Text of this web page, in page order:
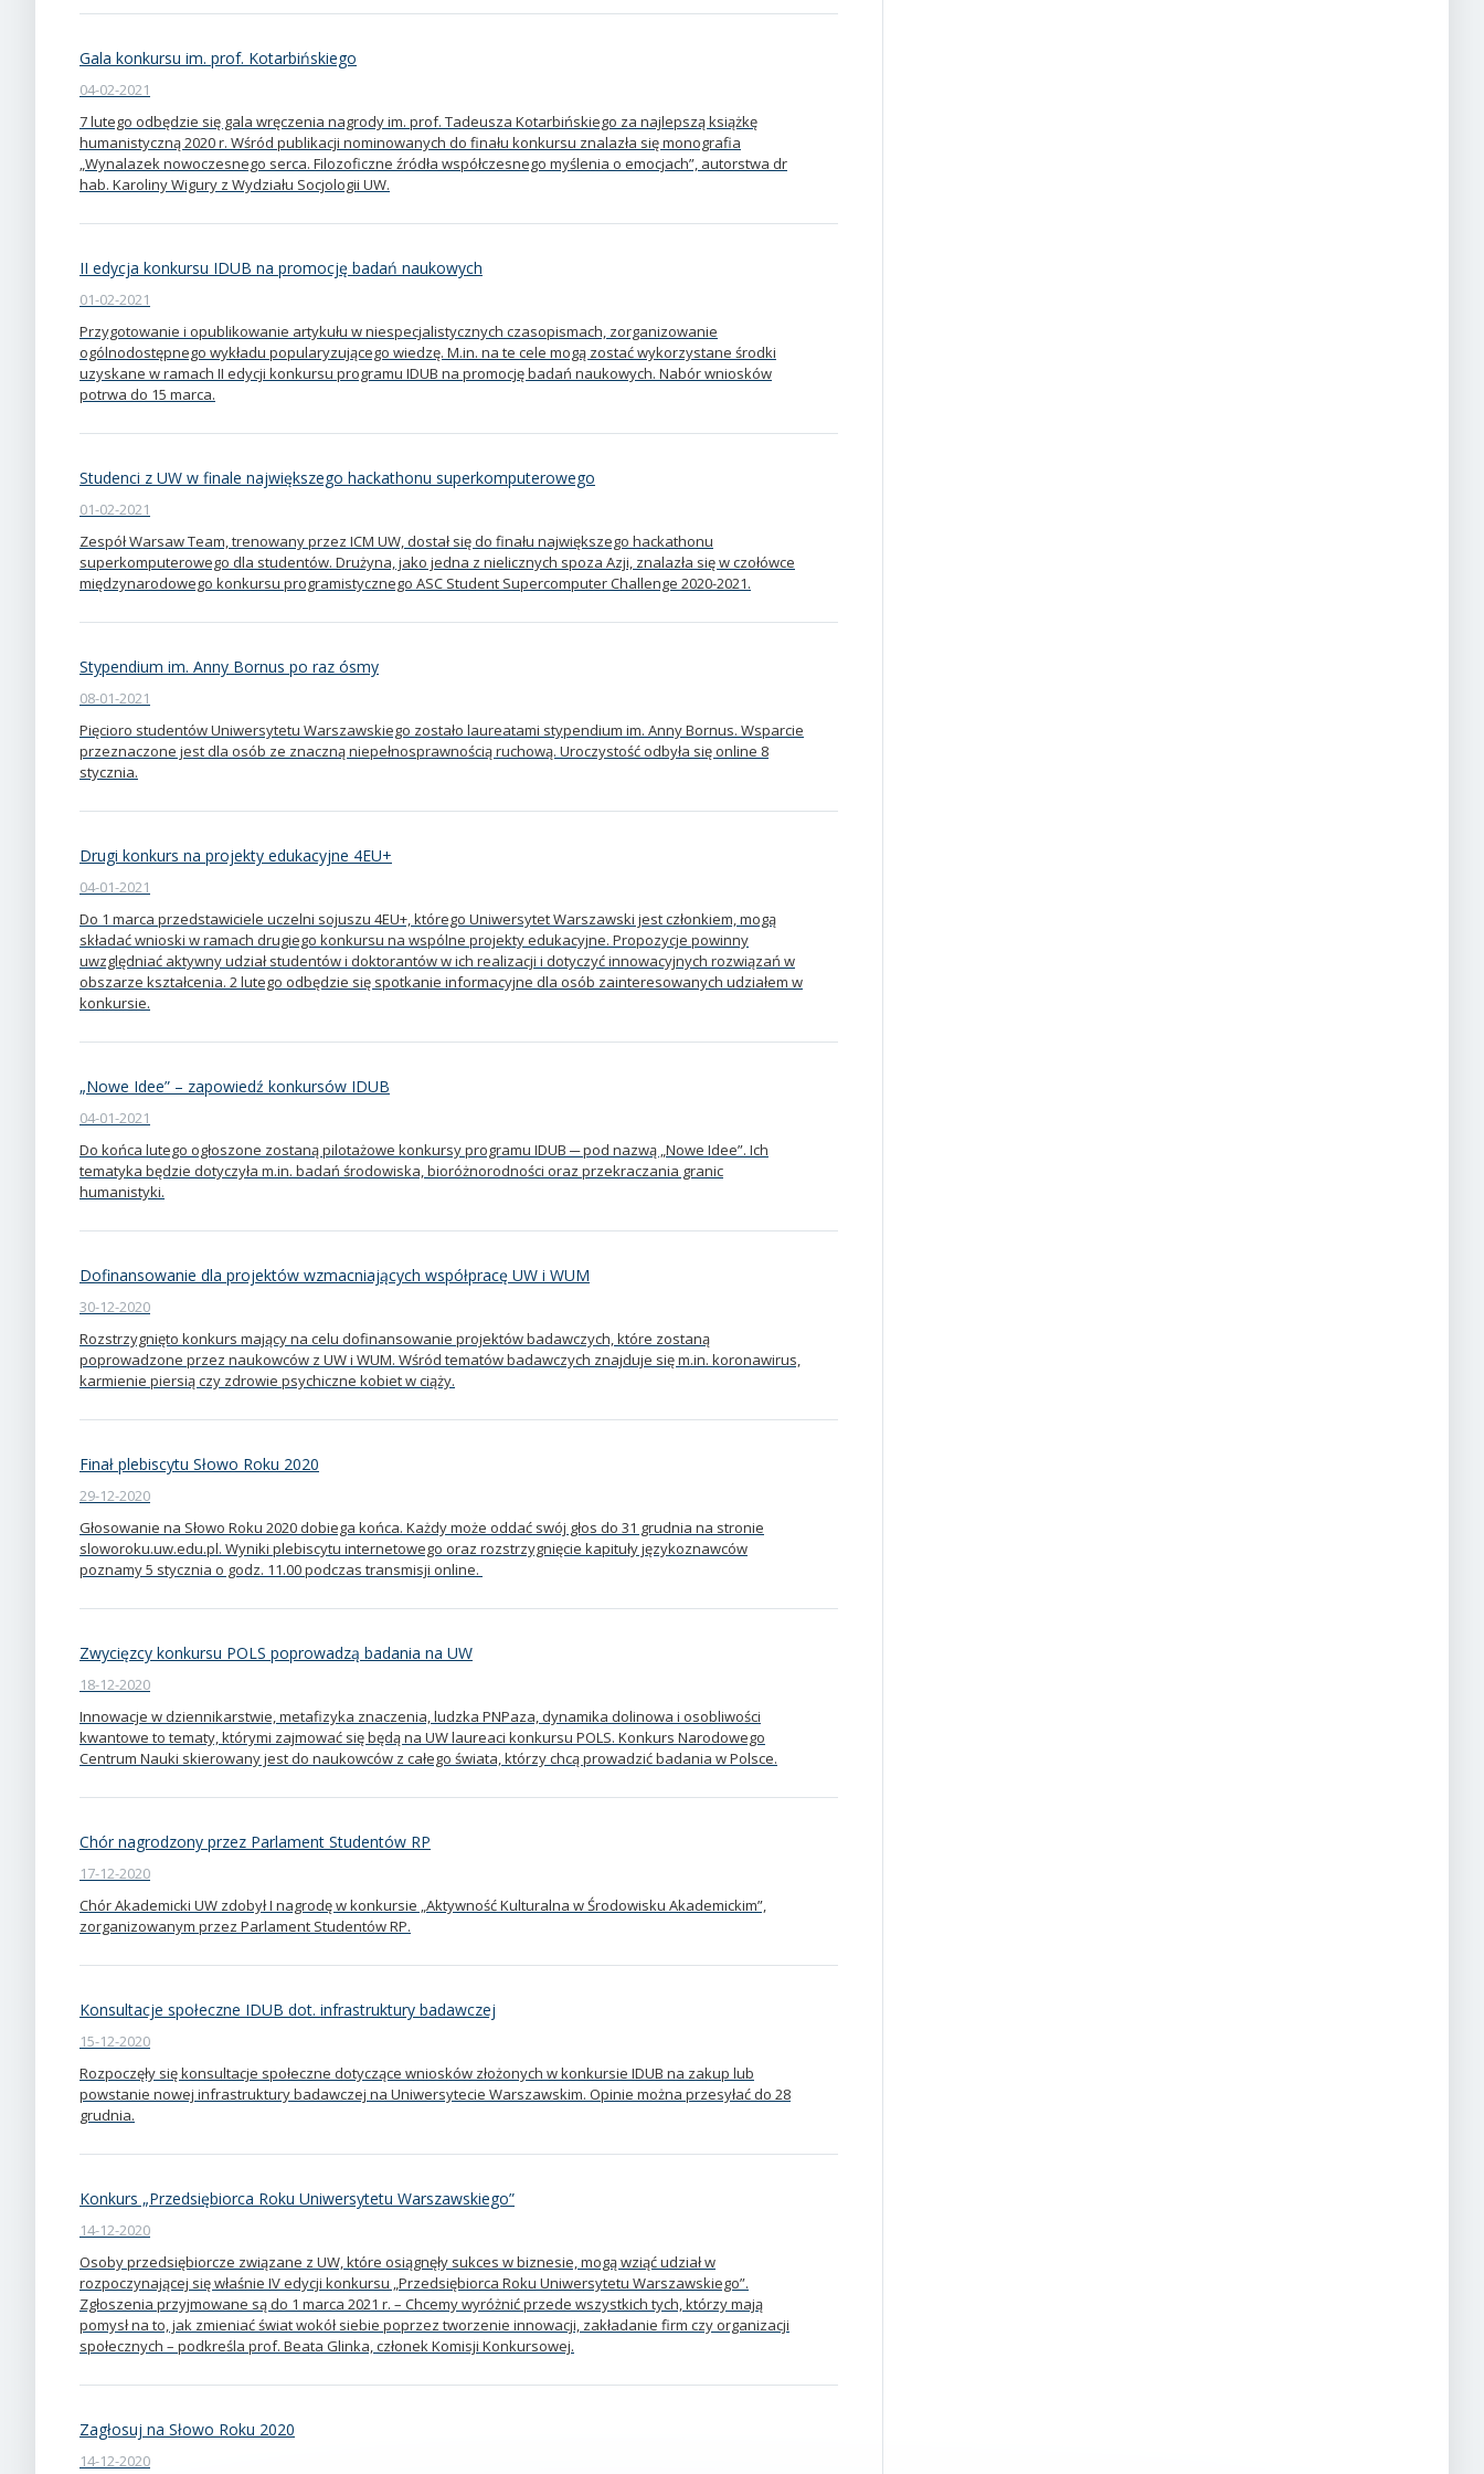
Gala konkursu im. prof. Kotarbińskiego
04-02-2021
7 lutego odbędzie się gala wręczenia nagrody im. prof. Tadeusza Kotarbińskiego za najlepszą książkę
humanistyczną 2020 r. Wśród publikacji nominowanych do finału konkursu znalazła się monografia
„Wynalazek nowoczesnego serca. Filozoficzne źródła współczesnego myślenia o emocjach”, autorstwa dr
hab. Karoliny Wigury z Wydziału Socjologii UW.
II edycja konkursu IDUB na promocję badań naukowych
01-02-2021
Przygotowanie i opublikowanie artykułu w niespecjalistycznych czasopismach, zorganizowanie
ogólnodostępnego wykładu popularyzującego wiedzę. M.in. na te cele mogą zostać wykorzystane środki
uzyskane w ramach II edycji konkursu programu IDUB na promocję badań naukowych. Nabór wniosków
potrwa do 15 marca.
Studenci z UW w finale największego hackathonu superkomputerowego
01-02-2021
Zespół Warsaw Team, trenowany przez ICM UW, dostał się do finału największego hackathonu
superkomputerowego dla studentów. Drużyna, jako jedna z nielicznych spoza Azji, znalazła się w czołówce
międzynarodowego konkursu programistycznego ASC Student Supercomputer Challenge 2020-2021.
Stypendium im. Anny Bornus po raz ósmy
08-01-2021
Pięcioro studentów Uniwersytetu Warszawskiego zostało laureatami stypendium im. Anny Bornus. Wsparcie
przeznaczone jest dla osób ze znaczną niepełnosprawnością ruchową. Uroczystość odbyła się online 8
stycznia.
Drugi konkurs na projekty edukacyjne 4EU+
04-01-2021
Do 1 marca przedstawiciele uczelni sojuszu 4EU+, którego Uniwersytet Warszawski jest członkiem, mogą
składać wnioski w ramach drugiego konkursu na wspólne projekty edukacyjne. Propozycje powinny
uwzględniać aktywny udział studentów i doktorantów w ich realizacji i dotyczyć innowacyjnych rozwiązań w
obszarze kształcenia. 2 lutego odbędzie się spotkanie informacyjne dla osób zainteresowanych udziałem w
konkursie.
„Nowe Idee” – zapowiedź konkursów IDUB
04-01-2021
Do końca lutego ogłoszone zostaną pilotażowe konkursy programu IDUB ─ pod nazwą „Nowe Idee”. Ich
tematyka będzie dotyczyła m.in. badań środowiska, bioróżnorodności oraz przekraczania granic
humanistyki.
Dofinansowanie dla projektów wzmacniających współpracę UW i WUM
30-12-2020
Rozstrzygnięto konkurs mający na celu dofinansowanie projektów badawczych, które zostaną
poprowadzone przez naukowców z UW i WUM. Wśród tematów badawczych znajduje się m.in. koronawirus,
karmienie piersią czy zdrowie psychiczne kobiet w ciąży.
Finał plebiscytu Słowo Roku 2020
29-12-2020
Głosowanie na Słowo Roku 2020 dobiega końca. Każdy może oddać swój głos do 31 grudnia na stronie
sloworoku.uw.edu.pl. Wyniki plebiscytu internetowego oraz rozstrzygnięcie kapituły językoznawców
poznamy 5 stycznia o godz. 11.00 podczas transmisji online.
Zwycięzcy konkursu POLS poprowadzą badania na UW
18-12-2020
Innowacje w dziennikarstwie, metafizyka znaczenia, ludzka PNPaza, dynamika dolinowa i osobliwości
kwantowe to tematy, którymi zajmować się będą na UW laureaci konkursu POLS. Konkurs Narodowego
Centrum Nauki skierowany jest do naukowców z całego świata, którzy chcą prowadzić badania w Polsce.
Chór nagrodzony przez Parlament Studentów RP
17-12-2020
Chór Akademicki UW zdobył I nagrodę w konkursie „Aktywność Kulturalna w Środowisku Akademickim”,
zorganizowanym przez Parlament Studentów RP.
Konsultacje społeczne IDUB dot. infrastruktury badawczej
15-12-2020
Rozpoczęły się konsultacje społeczne dotyczące wniosków złożonych w konkursie IDUB na zakup lub
powstanie nowej infrastruktury badawczej na Uniwersytecie Warszawskim. Opinie można przesyłać do 28
grudnia.
Konkurs „Przedsiębiorca Roku Uniwersytetu Warszawskiego”
14-12-2020
Osoby przedsiębiorcze związane z UW, które osiągnęły sukces w biznesie, mogą wziąć udział w
rozpoczynającej się właśnie IV edycji konkursu „Przedsiębiorca Roku Uniwersytetu Warszawskiego”.
Zgłoszenia przyjmowane są do 1 marca 2021 r. – Chcemy wyróżnić przede wszystkich tych, którzy mają
pomysł na to, jak zmieniać świat wokół siebie poprzez tworzenie innowacji, zakładanie firm czy organizacji
społecznych – podkreśla prof. Beata Glinka, członek Komisji Konkursowej.
Zagłosuj na Słowo Roku 2020
14-12-2020